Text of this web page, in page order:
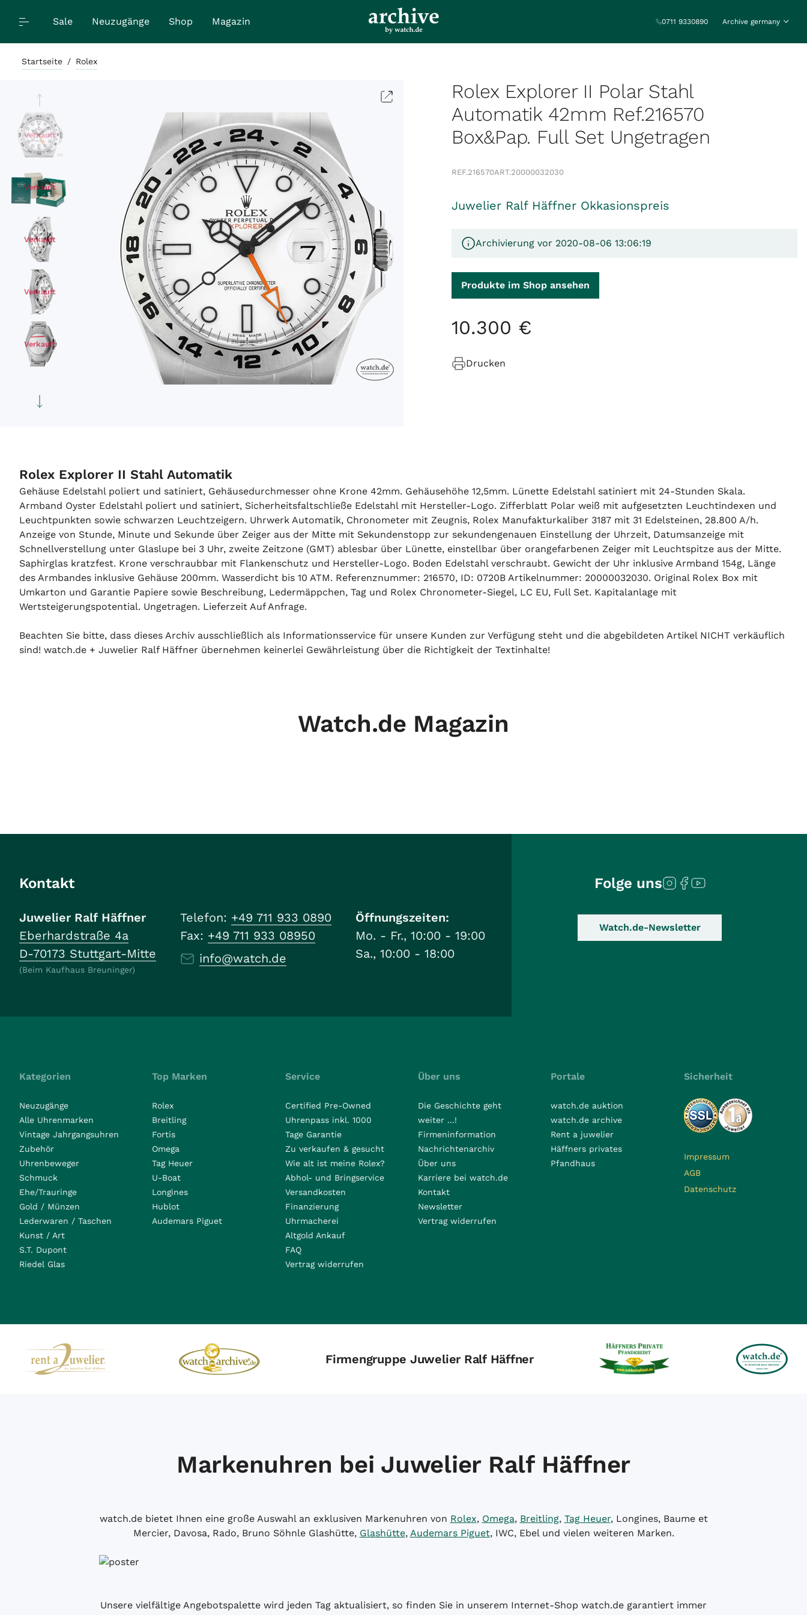
Sale Neuzugänge Shop Magazin 0711 9330890 Archive germany
Startseite / Rolex
Rolex Explorer II Polar Stahl
Automatik 42mm Ref.216570
Box&Pap. Full Set Ungetragen
Verkauft
Verkauft
Verkauft
Verkauft
Verkauft
Verkauft
REF.216570ART.20000032030
Juwelier Ralf Häffner Okkasionspreis
Archivierung vor 2020-08-06 13:06:19
Produkte im Shop ansehen
10.300 €
Drucken
Rolex Explorer II Stahl Automatik
Gehäuse Edelstahl poliert und satiniert, Gehäusedurchmesser ohne Krone 42mm. Gehäusehöhe 12,5mm. Lünette Edelstahl satiniert mit 24-Stunden Skala.
Armband Oyster Edelstahl poliert und satiniert, Sicherheitsfaltschließe Edelstahl mit Hersteller-Logo. Zifferblatt Polar weiß mit aufgesetzten Leuchtindexen und
Leuchtpunkten sowie schwarzen Leuchtzeigern. Uhrwerk Automatik, Chronometer mit Zeugnis, Rolex Manufakturkaliber 3187 mit 31 Edelsteinen, 28.800 A/h.
Anzeige von Stunde, Minute und Sekunde über Zeiger aus der Mitte mit Sekundenstopp zur sekundengenauen Einstellung der Uhrzeit, Datumsanzeige mit
Schnellverstellung unter Glaslupe bei 3 Uhr, zweite Zeitzone (GMT) ablesbar über Lünette, einstellbar über orangefarbenen Zeiger mit Leuchtspitze aus der Mitte.
Saphirglas kratzfest. Krone verschraubbar mit Flankenschutz und Hersteller-Logo. Boden Edelstahl verschraubt. Gewicht der Uhr inklusive Armband 154g, Länge
des Armbandes inklusive Gehäuse 200mm. Wasserdicht bis 10 ATM. Referenznummer: 216570, ID: 0720B Artikelnummer: 20000032030. Original Rolex Box mit
Umkarton und Garantie Papiere sowie Beschreibung, Ledermäppchen, Tag und Rolex Chronometer-Siegel, LC EU, Full Set. Kapitalanlage mit
Wertsteigerungspotential. Ungetragen. Lieferzeit Auf Anfrage.
Beachten Sie bitte, dass dieses Archiv ausschließlich als Informationsservice für unsere Kunden zur Verfügung steht und die abgebildeten Artikel NICHT verkäuflich
sind! watch.de + Juwelier Ralf Häffner übernehmen keinerlei Gewährleistung über die Richtigkeit der Textinhalte!
Watch.de Magazin
Kontakt
Juwelier Ralf Häffner
Eberhardstraße 4a
D-70173 Stuttgart-Mitte
(Beim Kaufhaus Breuninger)
Telefon: +49 711 933 0890
Fax: +49 711 933 08950
info@watch.de
Öffnungszeiten:
Mo. - Fr., 10:00 - 19:00
Sa., 10:00 - 18:00
Folge uns
Watch.de-Newsletter
Kategorien
Neuzugänge
Alle Uhrenmarken
Vintage Jahrgangsuhren
Zubehör
Uhrenbeweger
Schmuck
Ehe/Trauringe
Gold / Münzen
Lederwaren / Taschen
Kunst / Art
S.T. Dupont
Riedel Glas
Top Marken
Rolex
Breitling
Fortis
Omega
Tag Heuer
U-Boat
Longines
Hublot
Audemars Piguet
Service
Certified Pre-Owned
Uhrenpass inkl. 1000
Tage Garantie
Zu verkaufen & gesucht
Wie alt ist meine Rolex?
Abhol- und Bringservice
Versandkosten
Finanzierung
Uhrmacherei
Altgold Ankauf
FAQ
Vertrag widerrufen
Über uns
Die Geschichte geht
weiter ...!
Firmeninformation
Nachrichtenarchiv
Über uns
Karriere bei watch.de
Kontakt
Newsletter
Vertrag widerrufen
Portale
watch.de auktion
watch.de archive
Rent a juwelier
Häffners privates
Pfandhaus
Sicherheit
Impressum
AGB
Datenschutz
Firmengruppe Juwelier Ralf Häffner
Markenuhren bei Juwelier Ralf Häffner
watch.de bietet Ihnen eine große Auswahl an exklusiven Markenuhren von Rolex, Omega, Breitling, Tag Heuer, Longines, Baume et
Mercier, Davosa, Rado, Bruno Söhnle Glashütte, Glashütte, Audemars Piguet, IWC, Ebel und vielen weiteren Marken.
Unsere vielfältige Angebotspalette wird jeden Tag aktualisiert, so finden Sie in unserem Internet-Shop watch.de garantiert immer